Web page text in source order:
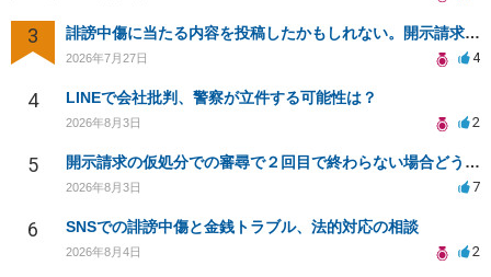
3 誹謗中傷に当たる内容を投稿したかもしれない。開示請求や民事刑事裁判に発展しうるのか教えて欲しい。
2026年7月27日 4
4 LINEで会社批判、警察が立件する可能性は？
2026年8月3日 2
5 開示請求の仮処分での審尋で２回目で終わらない場合どうしたらいいですか
2026年8月3日 7
6 SNSでの誹謗中傷と金銭トラブル、法的対応の相談
2026年8月4日 2